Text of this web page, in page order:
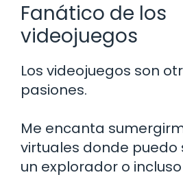
Fanático de los
videojuegos
Los videojuegos son
pasiones.
Me encanta
virtuales donde puedo
un explorador o